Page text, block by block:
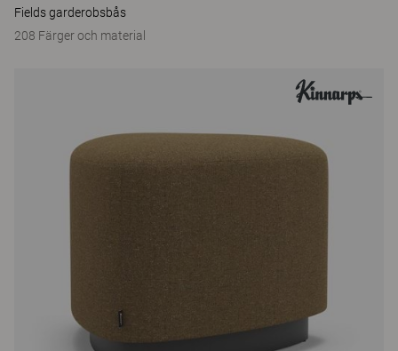
Fields garderobsbås
208 Färger och material